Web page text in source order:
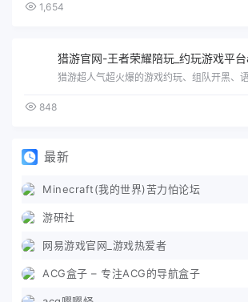
1,654
猎游官网-王者荣耀陪玩_约玩游戏平
848
最新
Minecraft(我的世界)苦力怕论坛
游研社
网易游戏官网_游戏热爱者
ACG盒子 – 专注ACG的导航盒子